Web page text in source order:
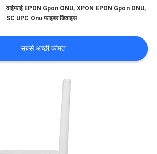
वाईफाई EPON Gpon ONU,XPON EPON Gpon ONU,
SC UPC Onu फाइबर डिवाइस
सबसे अच्छी कीमत